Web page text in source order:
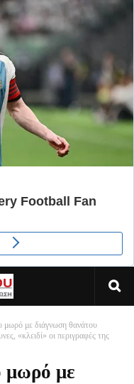
μωρό με διάγνωση θανάτου
«κλειδί» οι περιγραφές της
μωρό με